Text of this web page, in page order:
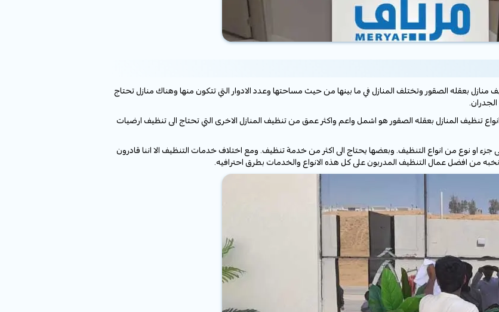
بعقله الصقور وتختلف المنازل في ما بينها من حيث مساحتها وعدد الادوار التي تتكون منها وهناك منازل تحتاج
تنظيف المنازل بعقله الصقور هو اشمل واعم واكثر عمق من تنظيف المنازل الاخرى التي تحتاج الى تنظيف ارضيات
او نوع من انواع التنظيف. وبعضها يحتاج الى اكثر من خدمة تنظيف. ومع اختلاف خدمات التنظيف الا اننا قادرون
من افضل عمال التنظيف المدربون على كل هذه الانواع والخدمات بطرق احترافيه.